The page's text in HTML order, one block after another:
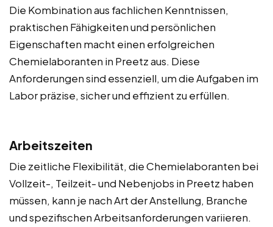
Die Kombination aus fachlichen Kenntnissen,
praktischen Fähigkeiten und persönlichen
Eigenschaften macht einen erfolgreichen
Chemielaboranten in Preetz aus. Diese
Anforderungen sind essenziell, um die Aufgaben im
Labor präzise, sicher und effizient zu erfüllen.
Arbeitszeiten
Die zeitliche Flexibilität, die Chemielaboranten bei
Vollzeit-, Teilzeit- und Nebenjobs in Preetz haben
müssen, kann je nach Art der Anstellung, Branche
und spezifischen Arbeitsanforderungen variieren.